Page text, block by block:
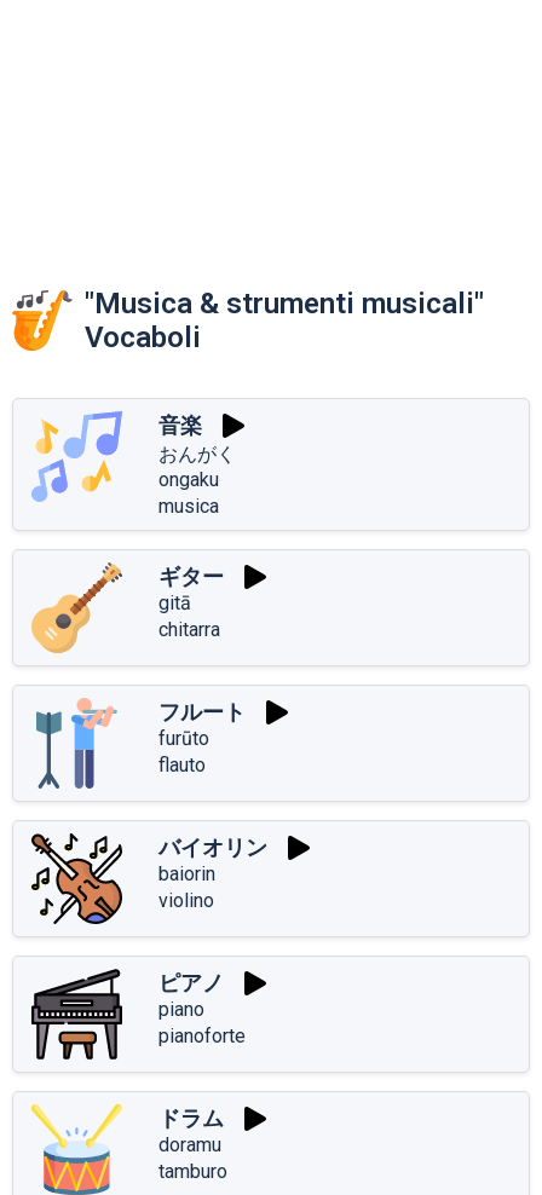
"Musica & strumenti musicali"
Vocaboli
音楽
おんがく
ongaku
musica
ギター
gitā
chitarra
フルート
furūto
flauto
バイオリン
baiorin
violino
ピアノ
piano
pianoforte
ドラム
doramu
tamburo